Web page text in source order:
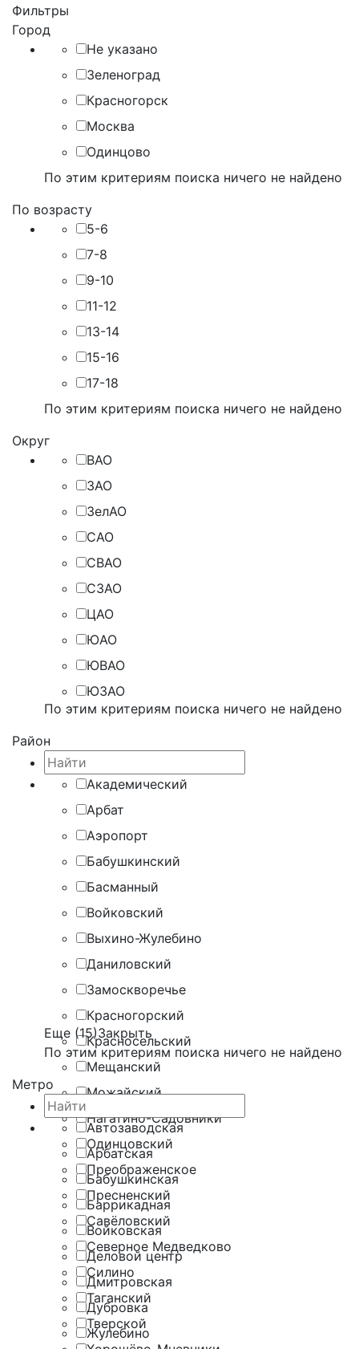
Фильтры
Город
Не указано
Зеленоград
Красногорск
Москва
Одинцово
По этим критериям поиска ничего не найдено
По возрасту
5-6
7-8
9-10
11-12
13-14
15-16
17-18
По этим критериям поиска ничего не найдено
Округ
ВАО
ЗАО
ЗелАО
САО
СВАО
СЗАО
ЦАО
ЮАО
ЮВАО
ЮЗАО
По этим критериям поиска ничего не найдено
Район
Академический
Арбат
Аэропорт
Бабушкинский
Басманный
Войковский
Выхино-Жулебино
Даниловский
Замоскворечье
Красногорский
Красносельский
Мещанский
Можайский
Нагатино-Садовники
Одинцовский
Преображенское
Пресненский
Савёловский
Северное Медведково
Силино
Таганский
Тверской
Еще (15)Закрыть
По этим критериям поиска ничего не найдено
Метро
Автозаводская
Арбатская
Бабушкинская
Баррикадная
Войковская
Деловой центр
Дмитровская
Дубровка
Жулебино